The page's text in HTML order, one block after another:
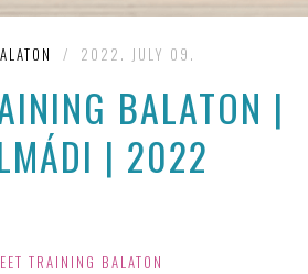
/ 2022. JULY 09.
BALATON |
| 2022
TRAINING BALATON